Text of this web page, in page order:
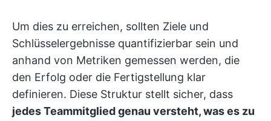
Um dies zu erreichen, sollten Ziele und
Schlüsselergebnisse quantifizierbar sein und
anhand von Metriken gemessen werden, die
den Erfolg oder die Fertigstellung klar
definieren. Diese Struktur stellt sicher, dass
jedes Teammitglied genau versteht, was es zu